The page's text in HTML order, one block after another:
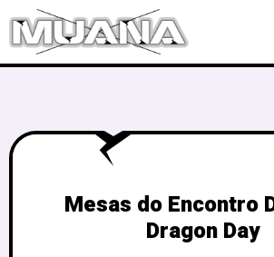
Mesas do Encontro
Dragon Day